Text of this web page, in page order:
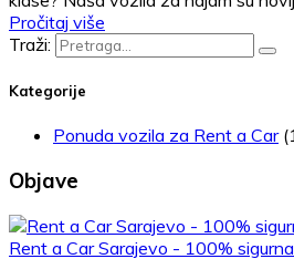
Pročitaj više
Traži:
Kategorije
Ponuda vozila za Rent a Car
Objave
Rent a Car Sarajevo - 100%